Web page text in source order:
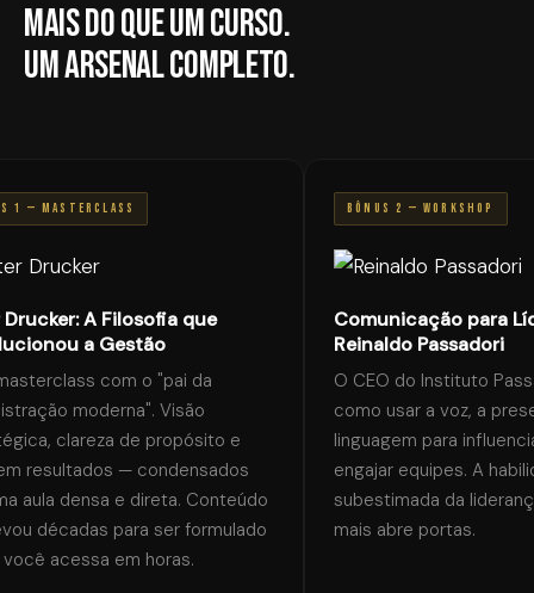
Mais do que um curso.
Um arsenal completo.
1 — MASTERCLASS
A Filosofia que
a Gestão
com o "pai da
moderna". Visão
clareza de propósito e
resultados — condensados
aula densa e direta. Conteúdo
décadas para ser formulado
acessa em horas.
BÔNUS 2 — WORKSHOP
Comunicação para
Reinaldo Passadori
O CEO do Instituto
como usar a voz, a
linguagem para
engajar equipes. A
subestimada da
mais abre portas.